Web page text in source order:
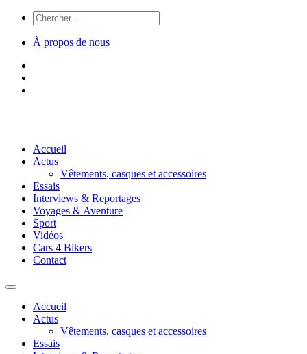
À propos de nous
Accueil
Actus
Vêtements, casques et accessoires
Essais
Interviews & Reportages
Voyages & Aventure
Sport
Vidéos
Cars 4 Bikers
Contact
Accueil
Actus
Vêtements, casques et accessoires
Essais